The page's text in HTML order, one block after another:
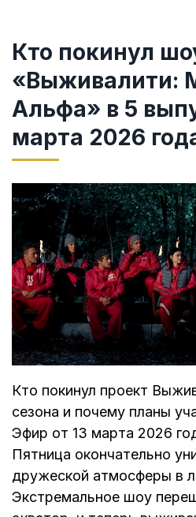
Кто покинул
«Выживалити:
Альфа» в 5
марта 2026
Кто покинул проект
сезона и почему планы
Эфир от 13 марта 2026
Пятница окончательно
дружеской атмосферы в
Экстремальное шоу